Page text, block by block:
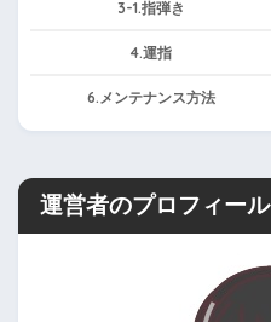
3-1.指弾き
4.運指
6.メンテナンス方法
運営者のプロフィール